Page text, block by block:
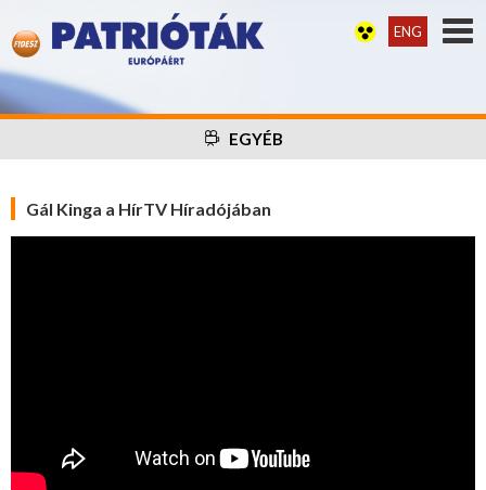
ENG
EGYÉB
Gál Kinga a HírTV Híradójában